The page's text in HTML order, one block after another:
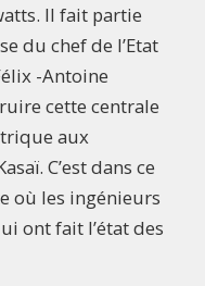
Il fait partie
du chef de l’Etat
-Antoine
cette centrale
aux
C’est dans ce
où les ingénieurs
ont fait l’état des